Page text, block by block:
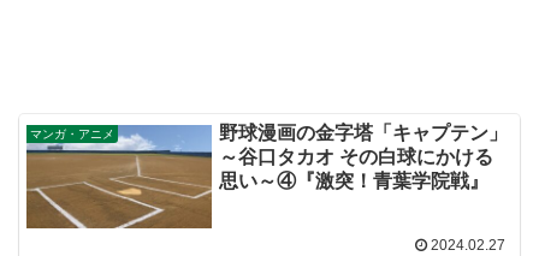
マンガ・アニメ
野球漫画の金字塔「キャプテン」
～谷口タカオ その白球にかける
思い～④『激突！青葉学院戦』
2024.02.27